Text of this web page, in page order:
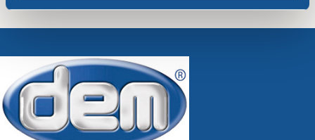
BOWL diam. 34cm
Ho.re.ca - Smarty
12,42€
Add To Cart
1,61€
Add To Cart